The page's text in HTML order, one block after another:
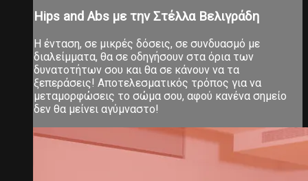
Hips and Abs με την Στέλλα Βελιγράδη
Η ένταση, σε μικρές δόσεις, σε συνδυασμό με
διαλείμματα, θα σε οδηγήσουν στα όρια των
δυνατοτήτων σου και θα σε κάνουν να τα
ξεπεράσεις! Αποτελεσματικός τρόπος για να
μεταμορφώσεις το σώμα σου, αφού κανένα σημείο
δεν θα μείνει αγύμναστο!